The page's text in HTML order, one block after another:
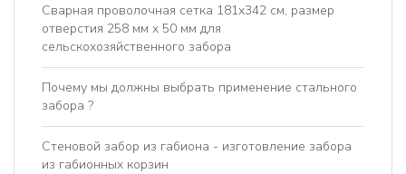
Сварная проволочная сетка 181x342 см, размер
отверстия 258 мм x 50 мм для
сельскохозяйственного забора
Почему мы должны выбрать применение стального
забора ?
Стеновой забор из габиона - изготовление забора
из габионных корзин